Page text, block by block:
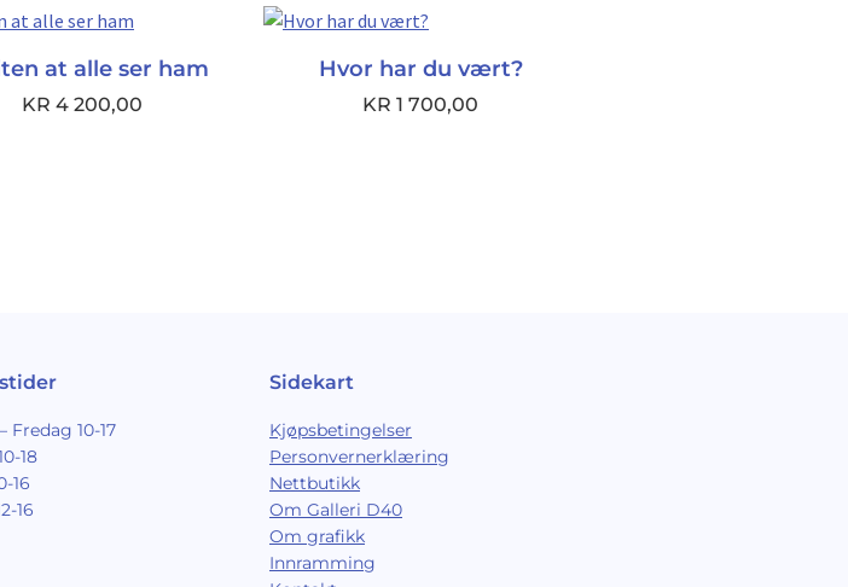
at alle ser ham
KR 4 200,00
Hvor har du vært?
KR 1 700,00
Fredag 10-17
18
16
16
Sidekart
Kjøpsbetingelser
Personvernerklæring
Nettbutikk
Om Galleri D40
Om grafikk
Innramming